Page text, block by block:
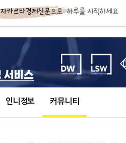
인니정보 커뮤니티